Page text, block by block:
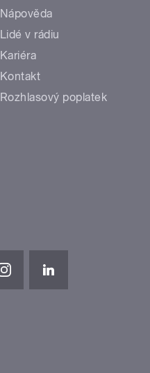
Nápověda
Lidé v rádiu
Kariéra
Kontakt
Rozhlasový poplatek